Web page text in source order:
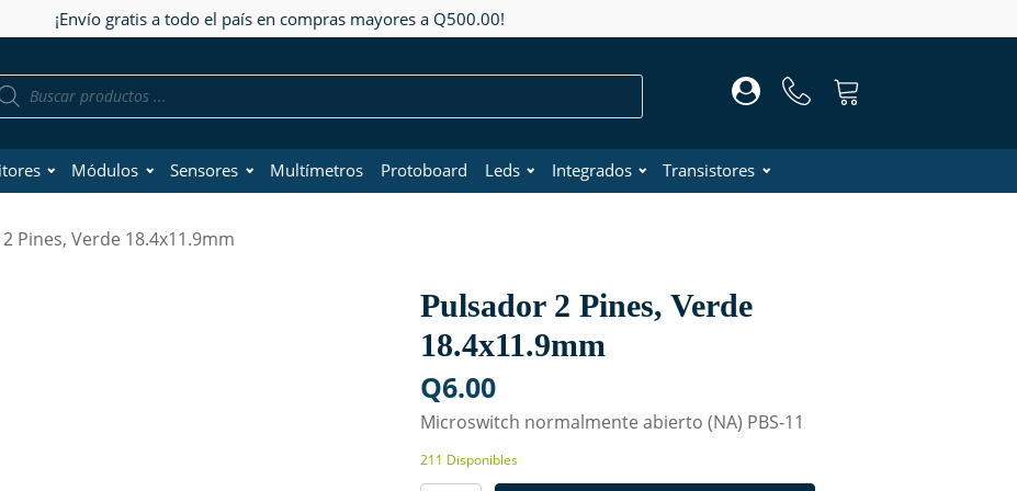
¡Envío gratis a todo el país en compras mayores a Q500.00!
Módulos Sensores Multímetros Protoboard Leds Integrados Transistores
Pines, Verde 18.4x11.9mm
Pulsador 2 Pines, Verde
18.4x11.9mm
Q6.00
Microswitch normalmente abierto (NA) PBS-11
211 Disponibles